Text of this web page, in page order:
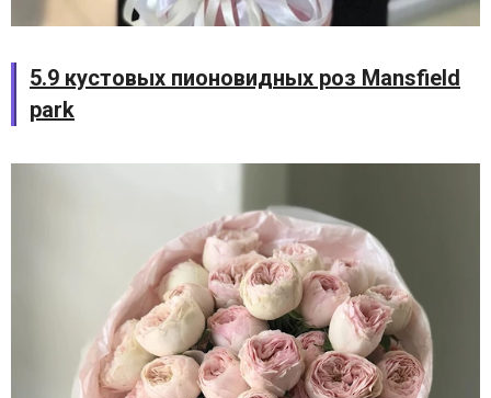
5.9 кустовых пионовидных роз Mansfield
park